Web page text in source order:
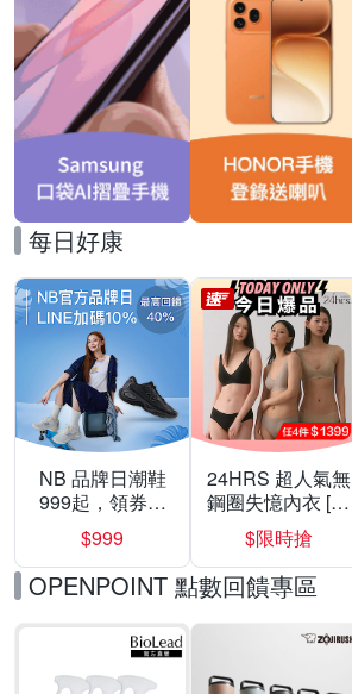
每日好康
NB 品牌日潮鞋
999起，領券折
上折 最高回饋
40%
$999
24HRS 超人氣無
鋼圈失憶內衣 [熱
銷好評]
$限時搶
OPENPOINT 點數回饋專區